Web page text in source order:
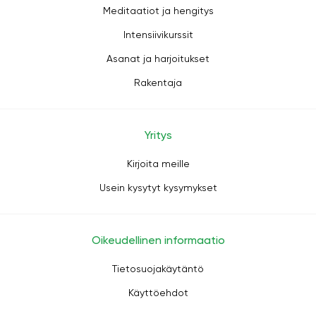
Meditaatiot ja hengitys
Intensiivikurssit
Asanat ja harjoitukset
Rakentaja
Yritys
Kirjoita meille
Usein kysytyt kysymykset
Oikeudellinen informaatio
Tietosuojakäytäntö
Käyttöehdot